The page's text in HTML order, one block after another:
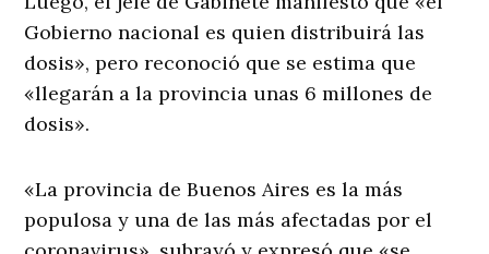
Gobierno nacional es quien distribuirá las
dosis», pero reconoció que se estima que
«llegarán a la provincia unas 6 millones de
dosis».
«La provincia de Buenos Aires es la más
populosa y una de las más afectadas por el